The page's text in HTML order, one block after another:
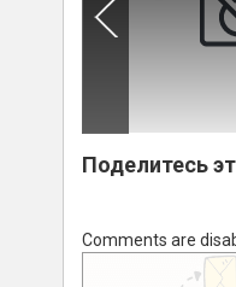
Поделитесь
Comments are